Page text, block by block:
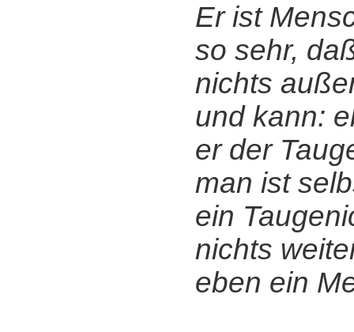
Er ist
so sehr,
nichts
und kann:
er der
man ist
ein
nichts
eben ein